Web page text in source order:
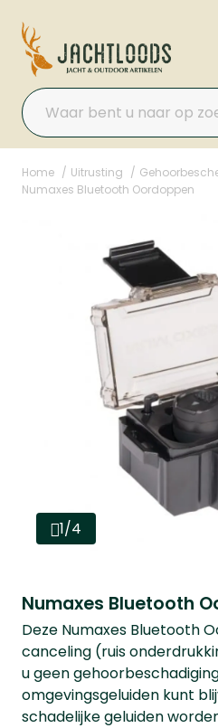
Home Uitrusting
Numaxes Bluetooth Oordoppen
1/4
Numaxes Bluetooth
Deze Numaxes Bluetooth
canceling (ruis
u geen
omgevingsgeluiden kunt
schadelijke geluiden